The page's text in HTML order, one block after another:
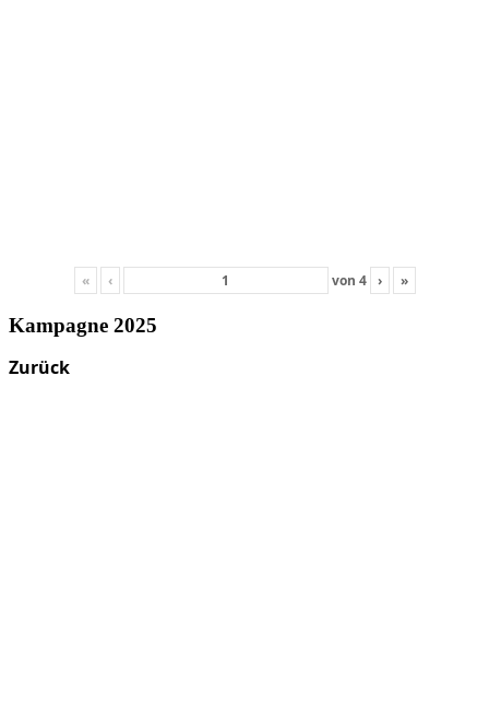
« ‹ von 4 › »
Kampagne 2025
Zurück